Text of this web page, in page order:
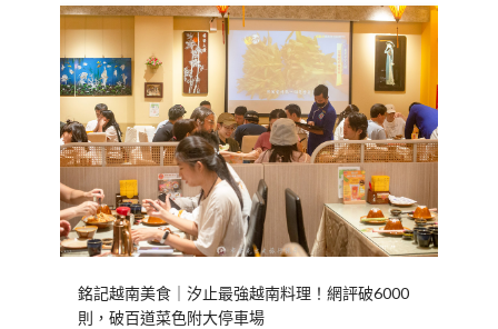
銘記越南美食｜汐止最強越南料理！網評破6000
則，破百道菜色附大停車場